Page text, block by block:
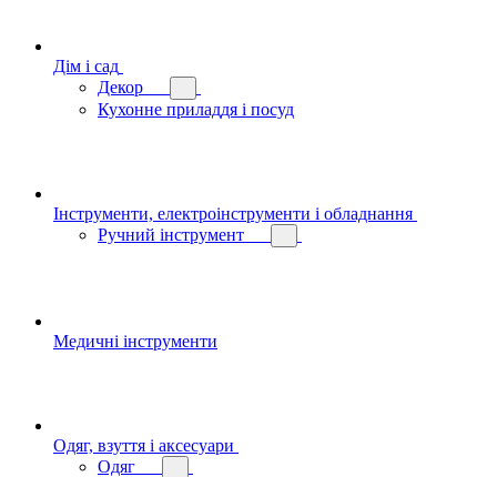
Дім і сад
Декор
Кухонне приладдя і посуд
Інструменти, електроінструменти і обладнання
Ручний інструмент
Медичні інструменти
Одяг, взуття і аксесуари
Одяг